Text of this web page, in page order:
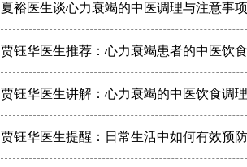
夏裕医生谈心力衰竭的中医调理与注意事项
贾钰华医生推荐：心力衰竭患者的中医饮
贾钰华医生讲解：心力衰竭的中医饮食调
贾钰华医生提醒：日常生活中如何有效预